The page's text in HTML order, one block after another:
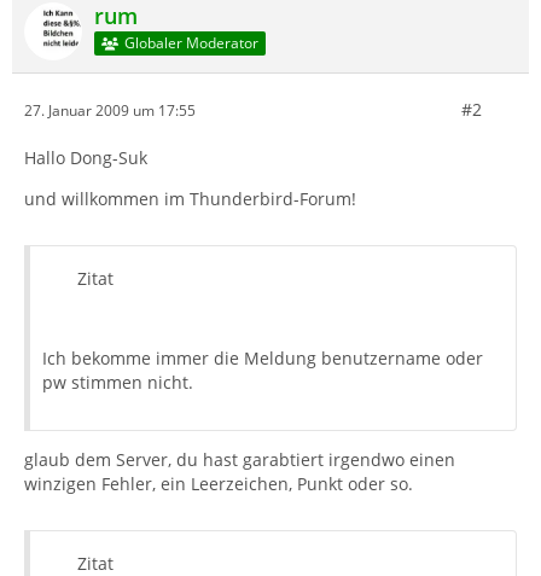
rum
Globaler Moderator
27. Januar 2009 um 17:55 #2
Hallo Dong-Suk
und willkommen im Thunderbird-Forum!
Zitat
Ich bekomme immer die Meldung benutzername oder
pw stimmen nicht.
glaub dem Server, du hast garabtiert irgendwo einen
winzigen Fehler, ein Leerzeichen, Punkt oder so.
Zitat